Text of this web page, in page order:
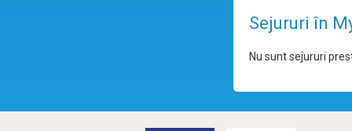
Sejururi în
Nu sunt sejururi